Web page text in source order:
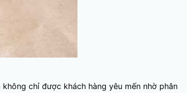
chỉ được khách hàng yêu mến nhờ phân